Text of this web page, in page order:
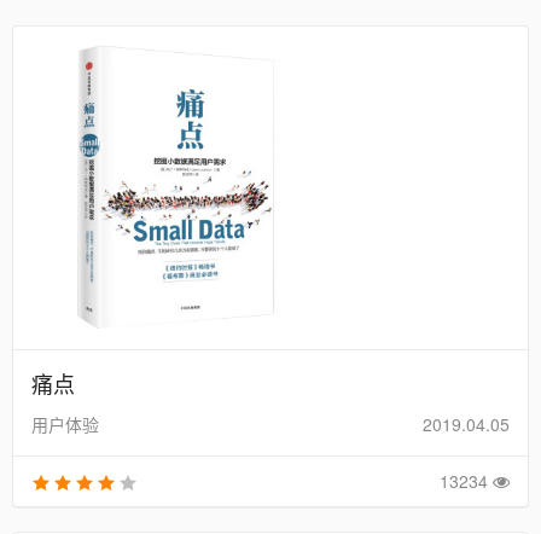
痛点
用户体验 2019.04.05
13234